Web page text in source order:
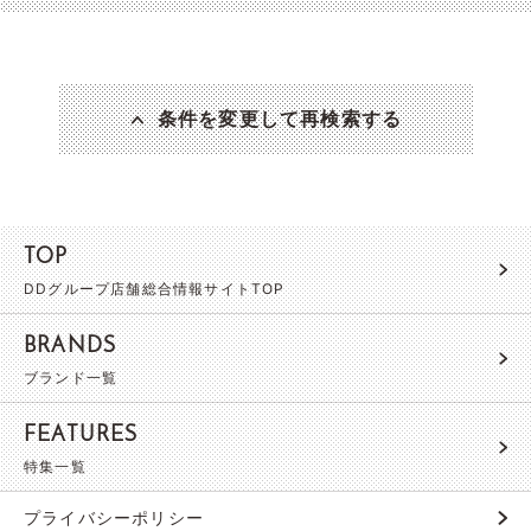
条件を変更して再検索する
TOP
DDグループ店舗総合情報サイトTOP
BRANDS
ブランド一覧
FEATURES
特集一覧
プライバシーポリシー